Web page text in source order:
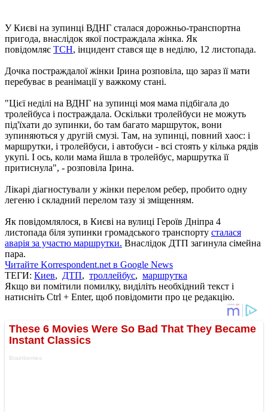
У Києві на зупинці ВДНГ сталася дорожньо-транспортна
пригода, внаслідок якої постраждала жінка. Як
повідомляє ТСН, інцидент стався ще в неділю, 12 листопада.
Дочка постраждалої жінки Ірина розповіла, що зараз її мати
перебуває в реанімації у важкому стані.
"Цієї неділі на ВДНГ на зупинці моя мама підбігала до
тролейбуса і постраждала. Оскільки тролейбуси не можуть
під'їхати до зупинки, бо там багато маршруток, вони
зупиняються у другій смузі. Там, на зупинці, повний хаос: і
маршрутки, і тролейбуси, і автобуси - всі стоять у кілька рядів
укупі. І ось, коли мама йшла в тролейбус, маршрутка її
притиснула", - розповіла Ірина.
Лікарі діагностували у жінки перелом ребер, пробито одну
легеню і складний перелом тазу зі зміщенням.
Як повідомлялося, в Києві на вулиці Героїв Дніпра 4
листопада біля зупинки громадського транспорту сталася
аварія за участю маршрутки. Внаслідок ДТП загинула сімейна
пара.
Читайте Korrespondent.net в Google News
ТЕГИ: Киев, ДТП, троллейбус, маршрутка
Якщо ви помітили помилку, виділіть необхідний текст і
натисніть Ctrl + Enter, щоб повідомити про це редакцію.